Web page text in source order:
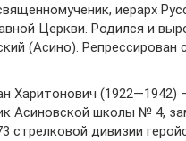
иерарх
Церкви. Родился и
(Асино). Репрессирован
Харитонович (1922—1942)
Асиновской школы № 4,
стрелковой дивизии